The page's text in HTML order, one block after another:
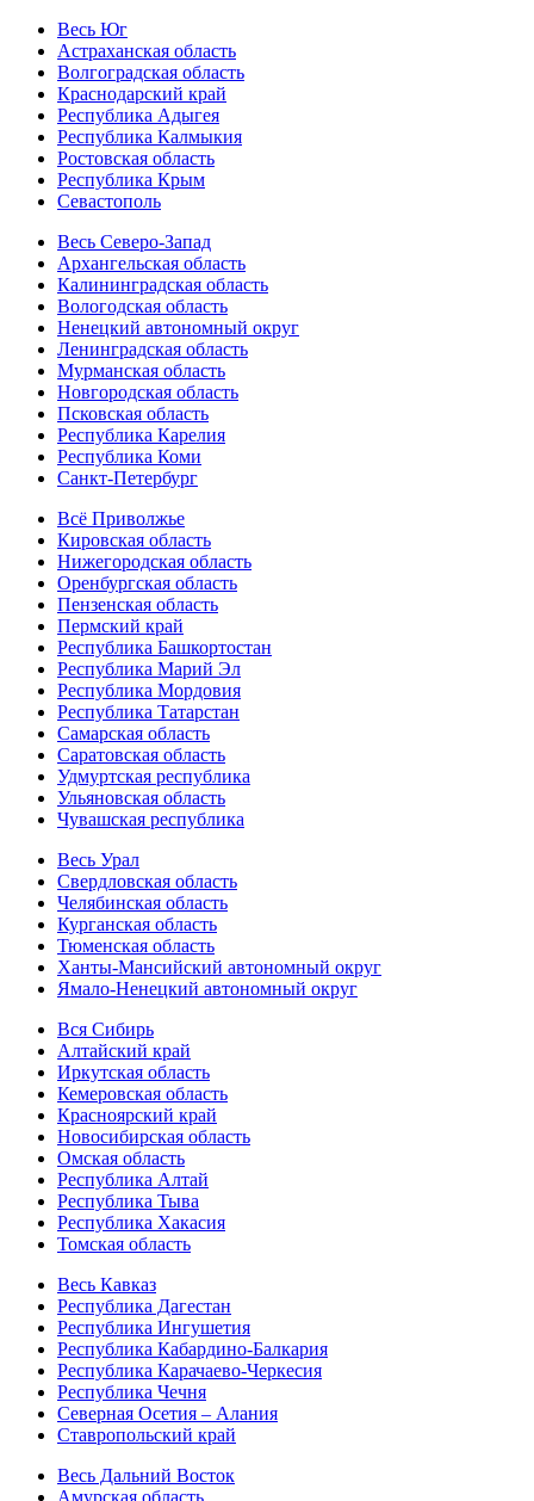
Весь Юг
Астраханская область
Волгоградская область
Краснодарский край
Республика Адыгея
Республика Калмыкия
Ростовская область
Республика Крым
Севастополь
Весь Северо-Запад
Архангельская область
Калининградская область
Вологодская область
Ненецкий автономный округ
Ленинградская область
Мурманская область
Новгородская область
Псковская область
Республика Карелия
Республика Коми
Санкт-Петербург
Всё Приволжье
Кировская область
Нижегородская область
Оренбургская область
Пензенская область
Пермский край
Республика Башкортостан
Республика Марий Эл
Республика Мордовия
Республика Татарстан
Самарская область
Саратовская область
Удмуртская республика
Ульяновская область
Чувашская республика
Весь Урал
Свердловская область
Челябинская область
Курганская область
Тюменская область
Ханты-Мансийский автономный округ
Ямало-Ненецкий автономный округ
Вся Сибирь
Алтайский край
Иркутская область
Кемеровская область
Красноярский край
Новосибирская область
Омская область
Республика Алтай
Республика Тыва
Республика Хакасия
Томская область
Весь Кавказ
Республика Дагестан
Республика Ингушетия
Республика Кабардино-Балкария
Республика Карачаево-Черкесия
Республика Чечня
Северная Осетия – Алания
Ставропольский край
Весь Дальний Восток
Амурская область